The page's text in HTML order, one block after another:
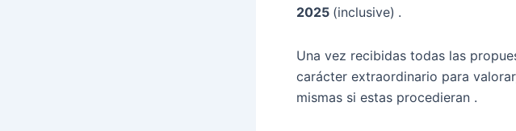
2025 (inclusive) .
Una vez recibidas todas las
carácter extraordinario para
mismas si estas procedieran .